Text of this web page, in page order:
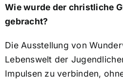
Wie wurde der christliche
gebracht?
Die Ausstellung von
Lebenswelt der
Impulsen zu verbinden,